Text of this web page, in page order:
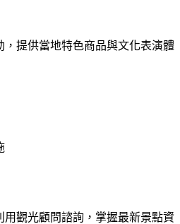
提供當地特色商品與文化表演體
觀光顧問諮詢，掌握最新景點資